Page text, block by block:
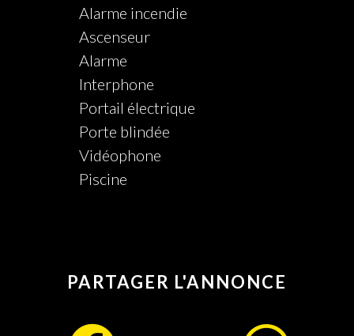
Alarme incendie
Ascenseur
Alarme
Interphone
Portail électrique
Porte blindée
Vidéophone
Piscine
PARTAGER L'ANNONCE